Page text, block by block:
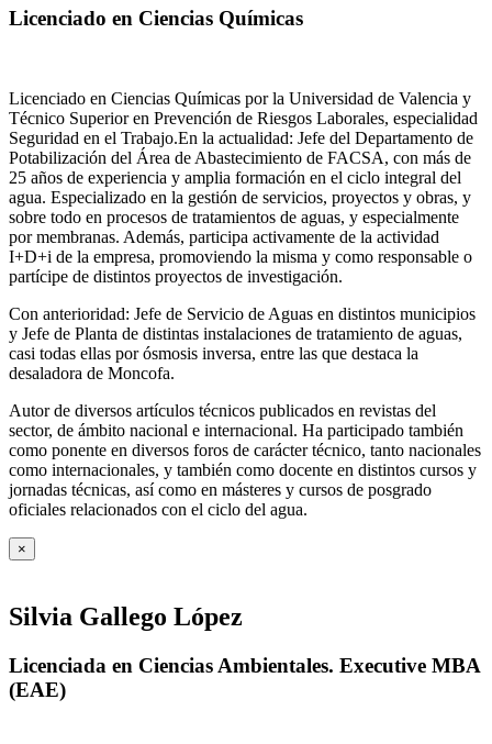
Licenciado en Ciencias Químicas
Licenciado en Ciencias Químicas por la Universidad de Valencia y
Técnico Superior en Prevención de Riesgos Laborales, especialidad
Seguridad en el Trabajo.En la actualidad: Jefe del Departamento de
Potabilización del Área de Abastecimiento de FACSA, con más de
25 años de experiencia y amplia formación en el ciclo integral del
agua. Especializado en la gestión de servicios, proyectos y obras, y
sobre todo en procesos de tratamientos de aguas, y especialmente
por membranas. Además, participa activamente de la actividad
I+D+i de la empresa, promoviendo la misma y como responsable o
partícipe de distintos proyectos de investigación.
Con anterioridad: Jefe de Servicio de Aguas en distintos municipios
y Jefe de Planta de distintas instalaciones de tratamiento de aguas,
casi todas ellas por ósmosis inversa, entre las que destaca la
desaladora de Moncofa.
Autor de diversos artículos técnicos publicados en revistas del
sector, de ámbito nacional e internacional. Ha participado también
como ponente en diversos foros de carácter técnico, tanto nacionales
como internacionales, y también como docente en distintos cursos y
jornadas técnicas, así como en másteres y cursos de posgrado
oficiales relacionados con el ciclo del agua.
×
Silvia Gallego López
Licenciada en Ciencias Ambientales. Executive MBA
(EAE)